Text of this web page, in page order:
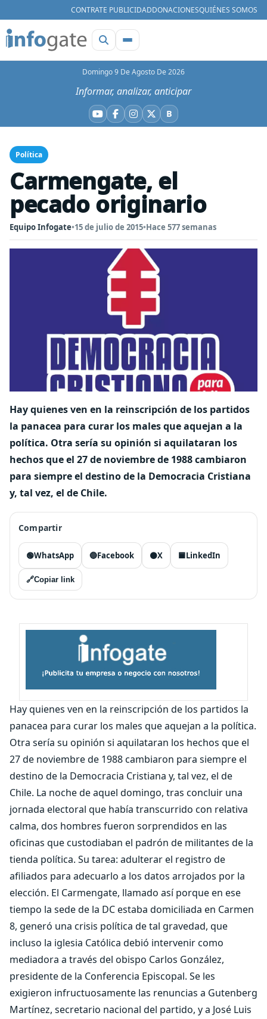
CONTRATE PUBLICIDADDONACIONESQUIÉNES SOMOS
Domingo 9 De Agosto De 2026
Informar, analizar, anticipar
YouTube
Facebook
Instagram
X BBluesky
Política
Carmengate, el
pecado originario
Equipo Infogate•15 de julio de 2015•Hace 577 semanas
Hay quienes ven en la reinscripción de los partidos
la panacea para curar los males que aquejan a la
política. Otra sería su opinión si aquilataran los
hechos que el 27 de noviembre de 1988 cambiaron
para siempre el destino de la Democracia Cristiana
y, tal vez, el de Chile.
Compartir
🟢WhatsApp 🔵Facebook ⚫X 🟦LinkedIn
🔗Copiar link
Hay quienes ven en la reinscripción de los partidos la
panacea para curar los males que aquejan a la política.
Otra sería su opinión si aquilataran los hechos que el
27 de noviembre de 1988 cambiaron para siempre el
destino de la Democracia Cristiana y, tal vez, el de
Chile. La noche de aquel domingo, tras concluir una
jornada electoral que había transcurrido con relativa
calma, dos hombres fueron sorprendidos en las
oficinas que custodiaban el padrón de militantes de la
tienda política. Su tarea: adulterar el registro de
afiliados para adecuarlo a los datos arrojados por la
elección. El Carmengate, llamado así porque en ese
tiempo la sede de la DC estaba domiciliada en Carmen
8, generó una crisis política de tal gravedad, que
incluso la iglesia Católica debió intervenir como
mediadora a través del obispo Carlos González,
presidente de la Conferencia Episcopal. Se les
exigieron infructuosamente las renuncias a Gutenberg
Martínez, secretario nacional del partido, y a José Luis